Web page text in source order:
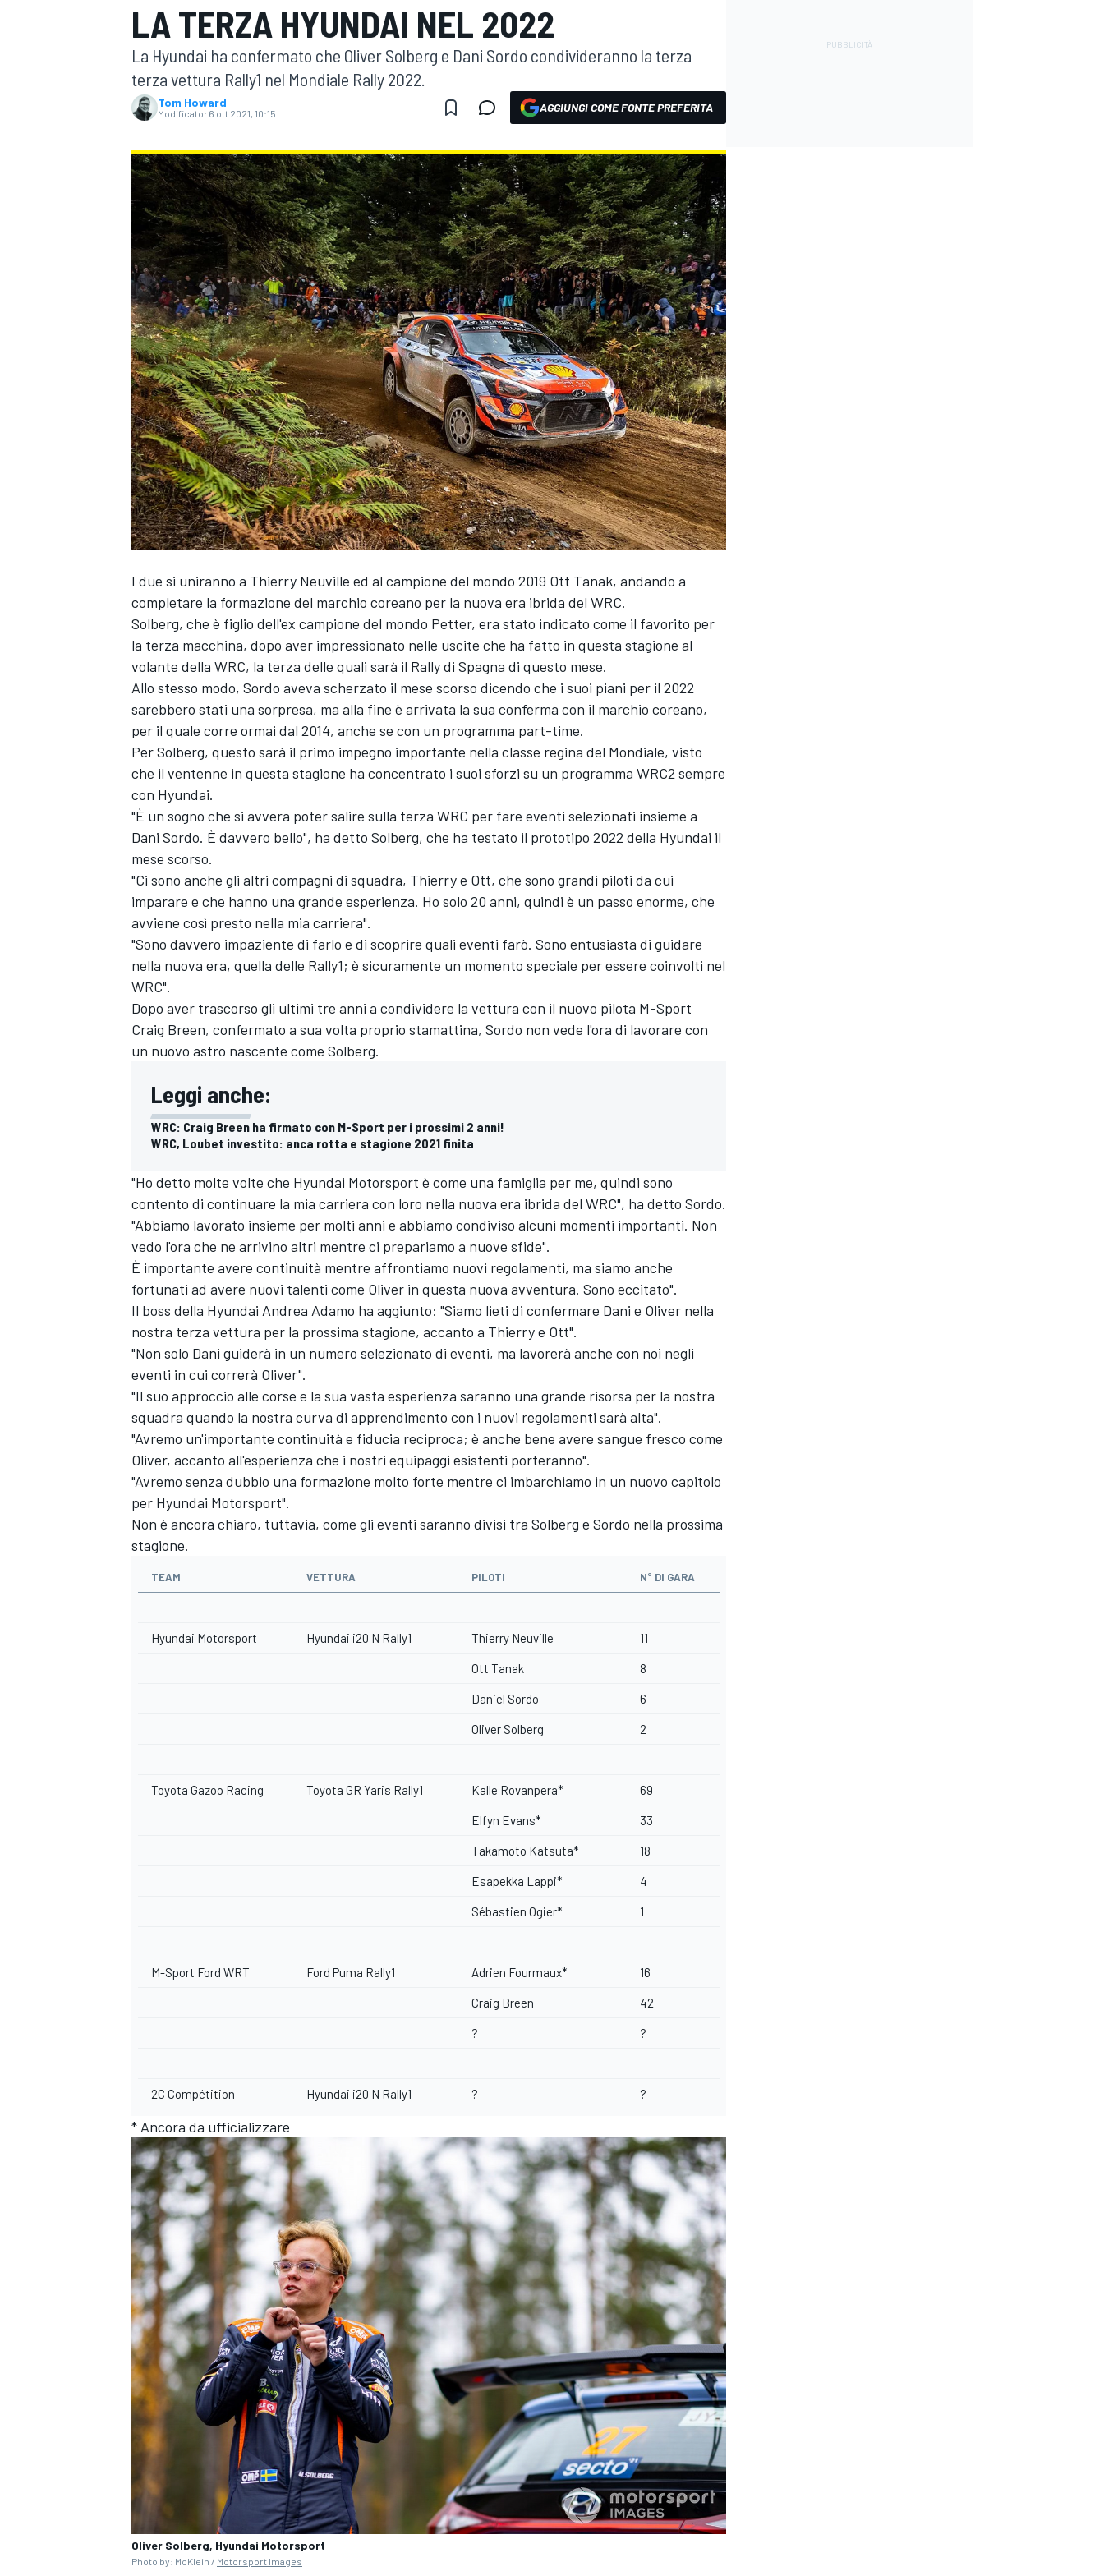
MOTOGP WEC
WRC
MONOPOSTO
ENDURANCE/GT
MONOMARCA
RALLY
LA TERZA HYUNDAI NEL 2022
La Hyundai ha confermato che Oliver Solberg e Dani Sordo condivideranno la terza
terza vettura Rally1 nel Mondiale Rally 2022.
Tom Howard
Modificato: 6 ott 2021, 10:15 AGGIUNGI COME FONTE PREFERITA
I due si uniranno a Thierry Neuville ed al campione del mondo 2019 Ott Tanak, andando a
completare la formazione del marchio coreano per la nuova era ibrida del WRC.
Solberg, che è figlio dell'ex campione del mondo Petter, era stato indicato come il favorito per
la terza macchina, dopo aver impressionato nelle uscite che ha fatto in questa stagione al
volante della WRC, la terza delle quali sarà il Rally di Spagna di questo mese.
Allo stesso modo, Sordo aveva scherzato il mese scorso dicendo che i suoi piani per il 2022
sarebbero stati una sorpresa, ma alla fine è arrivata la sua conferma con il marchio coreano,
per il quale corre ormai dal 2014, anche se con un programma part-time.
Per Solberg, questo sarà il primo impegno importante nella classe regina del Mondiale, visto
che il ventenne in questa stagione ha concentrato i suoi sforzi su un programma WRC2 sempre
con Hyundai.
"È un sogno che si avvera poter salire sulla terza WRC per fare eventi selezionati insieme a
Dani Sordo. È davvero bello", ha detto Solberg, che ha testato il prototipo 2022 della Hyundai il
mese scorso.
"Ci sono anche gli altri compagni di squadra, Thierry e Ott, che sono grandi piloti da cui
imparare e che hanno una grande esperienza. Ho solo 20 anni, quindi è un passo enorme, che
avviene così presto nella mia carriera".
"Sono davvero impaziente di farlo e di scoprire quali eventi farò. Sono entusiasta di guidare
nella nuova era, quella delle Rally1; è sicuramente un momento speciale per essere coinvolti nel
WRC".
Dopo aver trascorso gli ultimi tre anni a condividere la vettura con il nuovo pilota M-Sport
Craig Breen, confermato a sua volta proprio stamattina, Sordo non vede l'ora di lavorare con
un nuovo astro nascente come Solberg.
Leggi anche:
WRC: Craig Breen ha firmato con M-Sport per i prossimi 2 anni!
WRC, Loubet investito: anca rotta e stagione 2021 finita
"Ho detto molte volte che Hyundai Motorsport è come una famiglia per me, quindi sono
contento di continuare la mia carriera con loro nella nuova era ibrida del WRC", ha detto Sordo.
"Abbiamo lavorato insieme per molti anni e abbiamo condiviso alcuni momenti importanti. Non
vedo l'ora che ne arrivino altri mentre ci prepariamo a nuove sfide".
È importante avere continuità mentre affrontiamo nuovi regolamenti, ma siamo anche
fortunati ad avere nuovi talenti come Oliver in questa nuova avventura. Sono eccitato".
Il boss della Hyundai Andrea Adamo ha aggiunto: "Siamo lieti di confermare Dani e Oliver nella
nostra terza vettura per la prossima stagione, accanto a Thierry e Ott".
"Non solo Dani guiderà in un numero selezionato di eventi, ma lavorerà anche con noi negli
eventi in cui correrà Oliver".
"Il suo approccio alle corse e la sua vasta esperienza saranno una grande risorsa per la nostra
squadra quando la nostra curva di apprendimento con i nuovi regolamenti sarà alta".
"Avremo un'importante continuità e fiducia reciproca; è anche bene avere sangue fresco come
Oliver, accanto all'esperienza che i nostri equipaggi esistenti porteranno".
"Avremo senza dubbio una formazione molto forte mentre ci imbarchiamo in un nuovo capitolo
per Hyundai Motorsport".
Non è ancora chiaro, tuttavia, come gli eventi saranno divisi tra Solberg e Sordo nella prossima
stagione.
TEAM VETTURA PILOTI N° DI GARA
Hyundai Motorsport Hyundai i20 N Rally1 Thierry Neuville 11
Ott Tanak 8
Daniel Sordo 6
Oliver Solberg 2
Toyota Gazoo Racing Toyota GR Yaris Rally1 Kalle Rovanpera* 69
Elfyn Evans* 33
Takamoto Katsuta* 18
Esapekka Lappi* 4
Sébastien Ogier* 1
M-Sport Ford WRT Ford Puma Rally1 Adrien Fourmaux* 16
Craig Breen 42
? ?
2C Compétition Hyundai i20 N Rally1 ? ?
* Ancora da ufficializzare
Oliver Solberg, Hyundai Motorsport
Photo by: McKlein / Motorsport Images